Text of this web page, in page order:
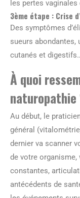
les pertes
3ème étape : Crise
Des symptômes
sueurs
cutanés et
À quoi
naturopathie
Au début, le
général
dernier va scanner
de votre
constantes,
antécédents de